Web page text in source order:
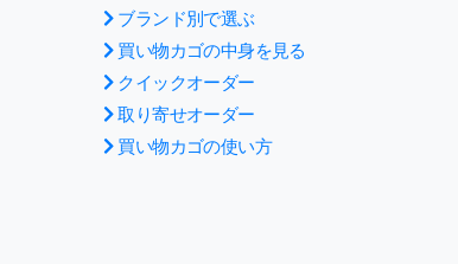
ブランド別で選ぶ
買い物カゴの中身を見る
クイックオーダー
取り寄せオーダー
買い物カゴの使い方